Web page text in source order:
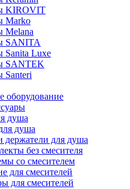
KIROVIT
Marko
Melana
SANITA
Sanita Luxe
SANTEK
Santeri
оборудование
душа
душа
держатели для душа
без смесителя
со смесителем
для смесителей
для смесителей